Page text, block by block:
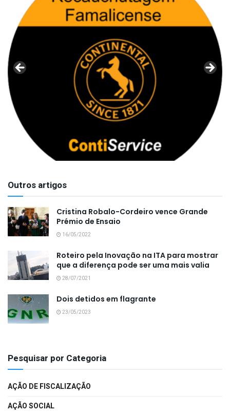
Outros artigos
Cristina Robalo-Cordeiro vence Grande
Prémio de Ensaio
16/05/2022
Roteiro pela Inovação na ITA para mostrar
que a diferença pode ser uma mais valia
28/07/2021
Dois detidos em flagrante
23/05/2023
Pesquisar por Categoria
AÇÃO DE FISCALIZAÇÃO
AÇÃO SOCIAL